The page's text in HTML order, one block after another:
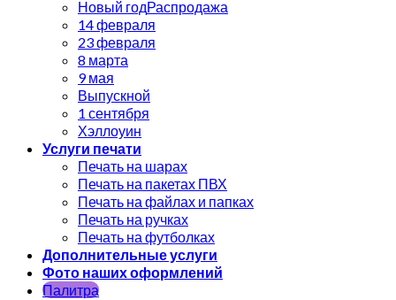
Новый год
14 февраля
23 февраля
8 марта
9 мая
Выпускной
1 сентября
Хэллоуин
Услуги печати
Печать на шарах
Печать на пакетах ПВХ
Печать на файлах и папках
Печать на ручках
Печать на футболках
Дополнительные услуги
Фото наших оформлений
Палитра